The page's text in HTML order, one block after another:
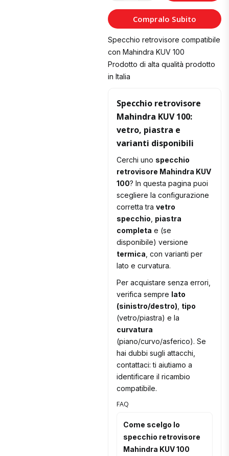
al
Carrello
Compralo Subito
Specchio retrovisore compatibile
con Mahindra KUV 100
Prodotto di alta qualità prodotto
in Italia
Specchio retrovisore
Mahindra KUV 100:
vetro, piastra e
varianti disponibili
Cerchi uno specchio
retrovisore Mahindra KUV
100? In questa pagina puoi
scegliere la configurazione
corretta travetro
specchio piastra
completa e (se
disponibile) versione
termica , con varianti per
lato e curvatura.
Per acquistare senza errori,
verifica sempre lato
(sinistro/destro) tipo
(vetro/piastra) e la
curvatura
(piano/curvo/asferico). Se
hai dubbi sugli attacchi,
contattaci: ti aiutiamo a
identificare il ricambio
compatibile.
FAQ
Come scelgo lo
specchio retrovisore
Mahindra KUV 100